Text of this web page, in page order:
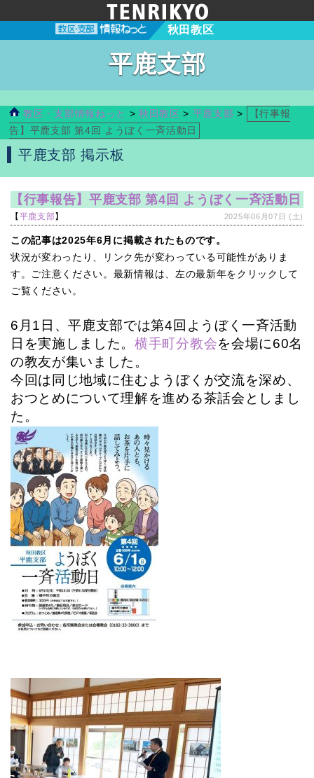
秋田教区
平鹿支部
教区・支部情報ねっと > 秋田教区> 平鹿支部 >
【行事報
告】平鹿支部 第4回 ようぼく一斉活動日
平鹿支部 掲示板
【行事報告】平鹿支部 第4回 ようぼく一斉活動日
2025年06月07日 (土)
【 平鹿支部】
この記事は2025年6月に掲載されたものです。
状況が変わったり、リンク先が変わっている可能性がありま
す。ご注意ください。最新情報は、左の最新年をクリックして
ご覧ください。
6月1日、平鹿支部では第4回ようぼく一斉活動
日を実施しました。横手町分教会を会場に60名
の教友が集いました。
今回は同じ地域に住むようぼくが交流を深め、
おつとめについて理解を進める茶話会としまし
た。